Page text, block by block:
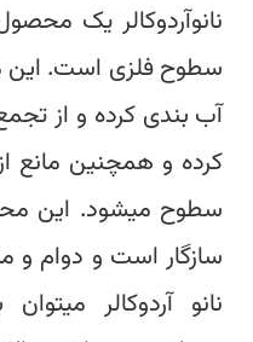
نانوآردوکالر یک
سطوح فلزی است.
آب بندی کرده و از
کرده و همچنین مانع
سطوح میشود. این
سازگار است و دوام و
نانو آردوکالر